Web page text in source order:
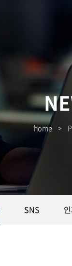
home >
SNS